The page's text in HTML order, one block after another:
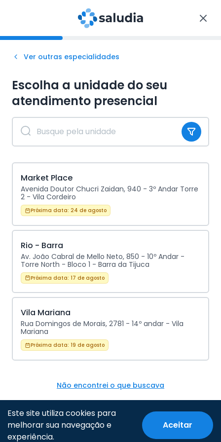
Ver outras especialidades
Escolha a unidade do seu
atendimento presencial
Market Place
Avenida Doutor Chucri Zaidan, 940 - 3º Andar Torre
2 - Vila Cordeiro
Próxima data: 24 de agosto
Rio - Barra
Av. João Cabral de Mello Neto, 850 - 10º Andar -
Torre North - Bloco 1 - Barra da Tijuca
Próxima data: 17 de agosto
Vila Mariana
Rua Domingos de Morais, 2781 - 14º andar - Vila
Mariana
Próxima data: 19 de agosto
Não encontrei o que buscava
© Todos os direitos reservados.
Este site utiliza cookies para
melhorar sua navegação e
experiência.
Aceitar